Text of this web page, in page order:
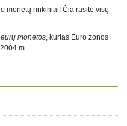
monetų rinkiniai! Čia rasite visų
eurų monetos, kurias Euro zonos
m.